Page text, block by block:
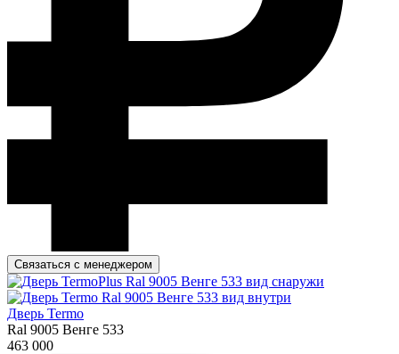
Связаться с менеджером
Дверь Termo
Ral 9005 Венге 533
463 000